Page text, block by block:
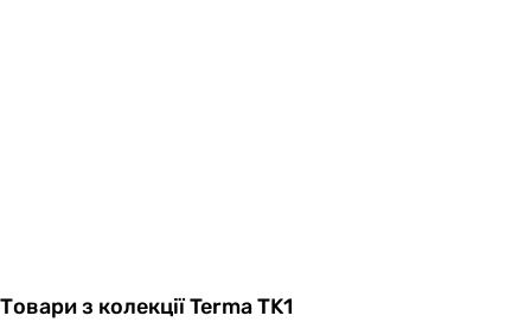
Товари з колекції Terma TK1